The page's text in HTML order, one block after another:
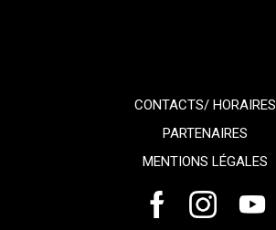
CONTACTS/ HORAIRES
PARTENAIRES
MENTIONS LÉGALES